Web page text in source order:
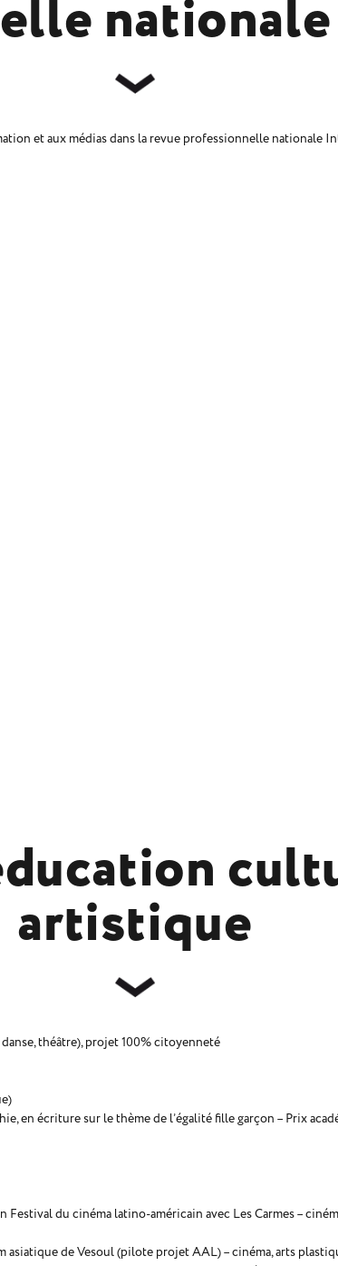
et aux médias dans la revue professionnelle nationale
artistique
théâtre), projet 100% citoyenneté
en écriture sur le thème de l’égalité fille garçon – Prix
du cinéma latino-américain avec Les Carmes –
asiatique de Vesoul (pilote projet AAL) – cinéma, arts